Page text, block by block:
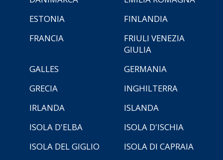
ESTONIA
FINLANDIA
FRANCIA
FRIULI VENEZIA
GIULIA
GALLES
GERMANIA
GRECIA
INGHILTERRA
IRLANDA
ISLANDA
ISOLA D'ELBA
ISOLA D'ISCHIA
ISOLA DEL GIGLIO
ISOLA DI CAPRAIA